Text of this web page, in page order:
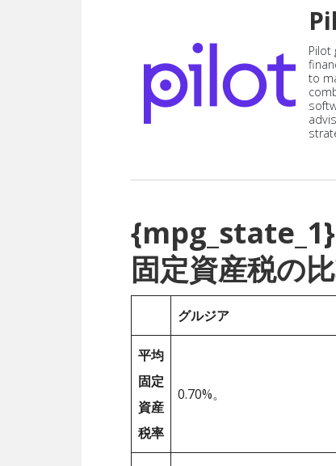
Pilot
to
固定資産税の
グルジア
平均
固定
資産
税率
0.70%。